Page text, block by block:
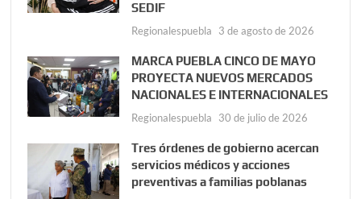
SEDIF
Regionalespuebla 3 de agosto de 2026
MARCA PUEBLA CINCO DE MAYO
PROYECTA NUEVOS MERCADOS
NACIONALES E INTERNACIONALES
Regionalespuebla 30 de julio de 2026
Tres órdenes de gobierno acercan
servicios médicos y acciones
preventivas a familias poblanas